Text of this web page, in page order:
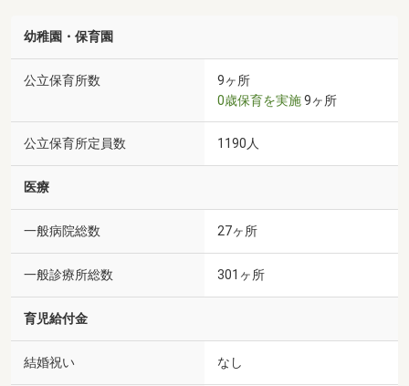
幼稚園・保育園
公立保育所数
9ヶ所
0歳保育を実施9ヶ所
公立保育所定員数 1190人
医療
一般病院総数 27ヶ所
一般診療所総数 301ヶ所
育児給付金
結婚祝い なし